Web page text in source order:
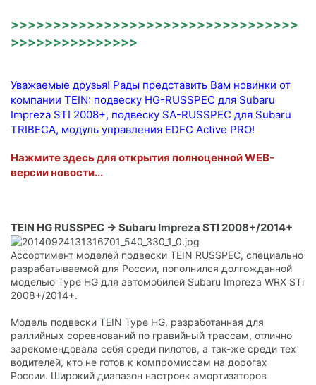
>>>>>>>>>>>>>>>>>>>>>>>>>>>>>>>>>>
>>>>>>>>>>>>>>>
Уважаемые друзья! Рады представить Вам новинки от
компании TEIN: подвеску HG-RUSSPEC для Subaru
Impreza STI 2008+, подвеску SA-RUSSPEC для Subaru
TRIBECA, модуль управления EDFC Active PRO!
Нажмите здесь для открытия полноценной WEB-
версии новости...
TEIN HG RUSSPEC -> Subaru Impreza STI 2008+/2014+
Ассортимент моделей подвески TEIN RUSSPEC, специально
разрабатываемой для России, пополнился долгожданной
моделью Type HG для автомобилей Subaru Impreza WRX STi
2008+/2014+.
Модель подвески TEIN Type HG, разработанная для
раллийных соревнований по гравийный трассам, отлично
зарекомендовала себя среди пилотов, а так-же среди тех
водителей, кто не готов к компромиссам на дорогах
России. Широкий диапазон настроек амортизаторов